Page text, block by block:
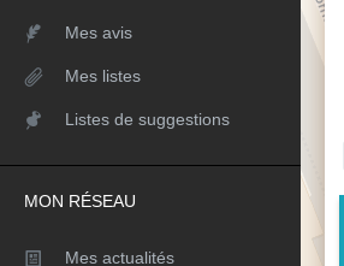
Mes avis
Mes listes
Listes de suggestions
MON RÉSEAU
Mes actualités